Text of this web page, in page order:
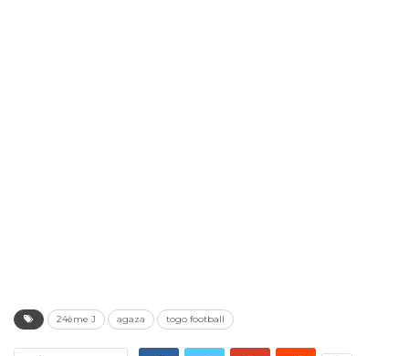
24ème J agaza togo football